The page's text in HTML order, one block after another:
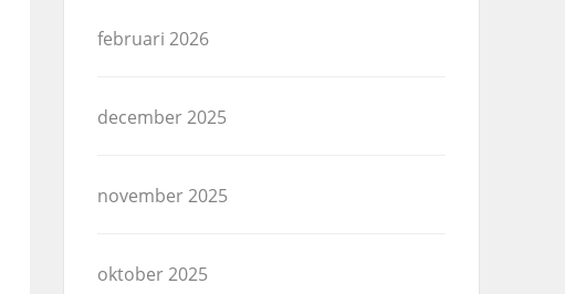
februari 2026
december 2025
november 2025
oktober 2025